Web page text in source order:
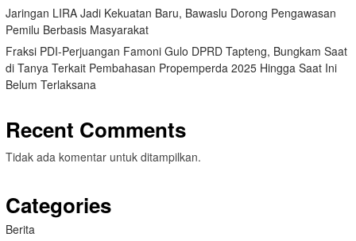
Jaringan LIRA Jadi Kekuatan Baru, Bawaslu Dorong Pengawasan
Pemilu Berbasis Masyarakat
Fraksi PDI-Perjuangan Famoni Gulo DPRD Tapteng, Bungkam Saat
di Tanya Terkait Pembahasan Propemperda 2025 Hingga Saat Ini
Belum Terlaksana
Recent Comments
Tidak ada komentar untuk ditampilkan.
Categories
Berita